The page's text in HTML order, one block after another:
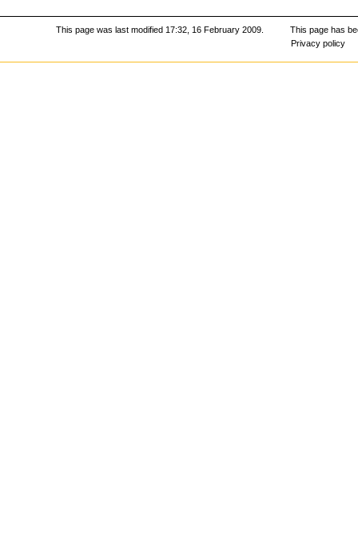
This page was last modified 17:32, 16 February 2009.
This page has
Privacy policy